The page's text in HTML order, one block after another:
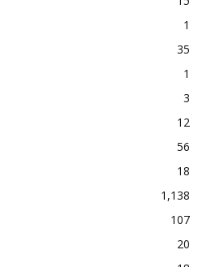
1
35
1
3
12
56
18
1,138
107
20